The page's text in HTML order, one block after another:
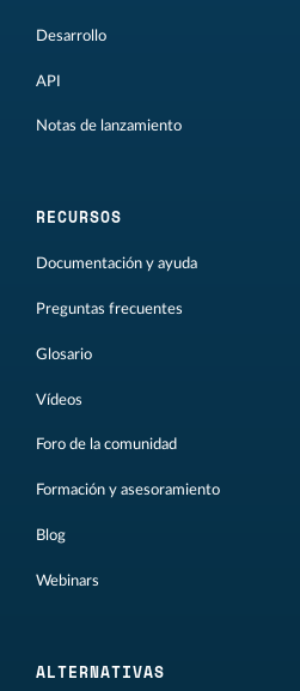
Desarrollo
API
Notas de lanzamiento
RECURSOS
Documentación y ayuda
Preguntas frecuentes
Glosario
Vídeos
Foro de la comunidad
Formación y asesoramiento
Blog
Webinars
ALTERNATIVAS